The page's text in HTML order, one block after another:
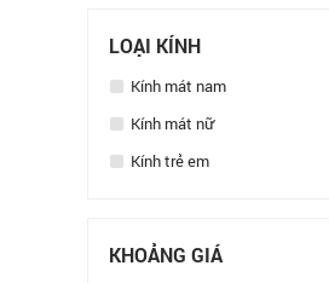
LOẠI KÍNH
Kính mát nam
Kính mát nữ
Kính trẻ em
KHOẢNG GIÁ